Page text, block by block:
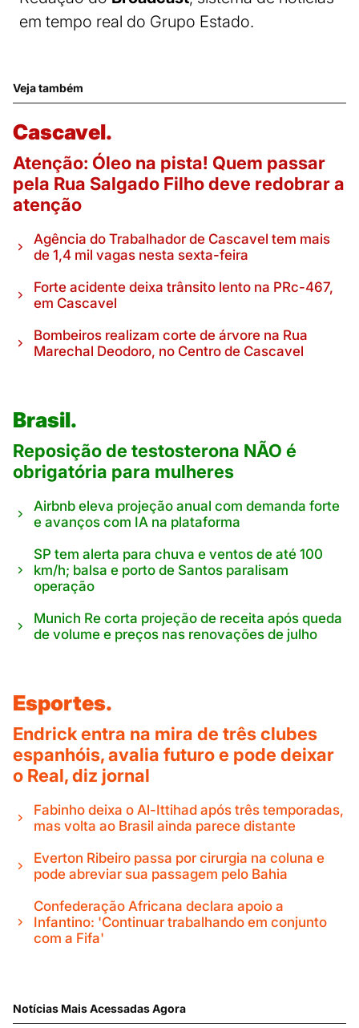
em tempo real do Grupo Estado.
Veja também
Cascavel.
Atenção: Óleo na pista! Quem passar
pela Rua Salgado Filho deve redobrar a
atenção
Agência do Trabalhador de Cascavel tem mais
de 1,4 mil vagas nesta sexta-feira
Forte acidente deixa trânsito lento na PRc-467,
em Cascavel
Bombeiros realizam corte de árvore na Rua
Marechal Deodoro, no Centro de Cascavel
Brasil.
Reposição de testosterona NÃO é
obrigatória para mulheres
Airbnb eleva projeção anual com demanda forte
e avanços com IA na plataforma
SP tem alerta para chuva e ventos de até 100
km/h; balsa e porto de Santos paralisam
operação
Munich Re corta projeção de receita após queda
de volume e preços nas renovações de julho
Esportes.
Endrick entra na mira de três clubes
espanhóis, avalia futuro e pode deixar
o Real, diz jornal
Fabinho deixa o Al-Ittihad após três temporadas,
mas volta ao Brasil ainda parece distante
Everton Ribeiro passa por cirurgia na coluna e
pode abreviar sua passagem pelo Bahia
Confederação Africana declara apoio a
Infantino: 'Continuar trabalhando em conjunto
com a Fifa'
Notícias Mais Acessadas Agora